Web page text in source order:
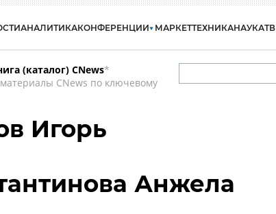
АНАЛИТИКАКОНФЕРЕНЦИИ МАРКЕТТЕХНИКАНАУКАТВ
(каталог) CNews*
CNews по ключевому
Игорь
Анжела